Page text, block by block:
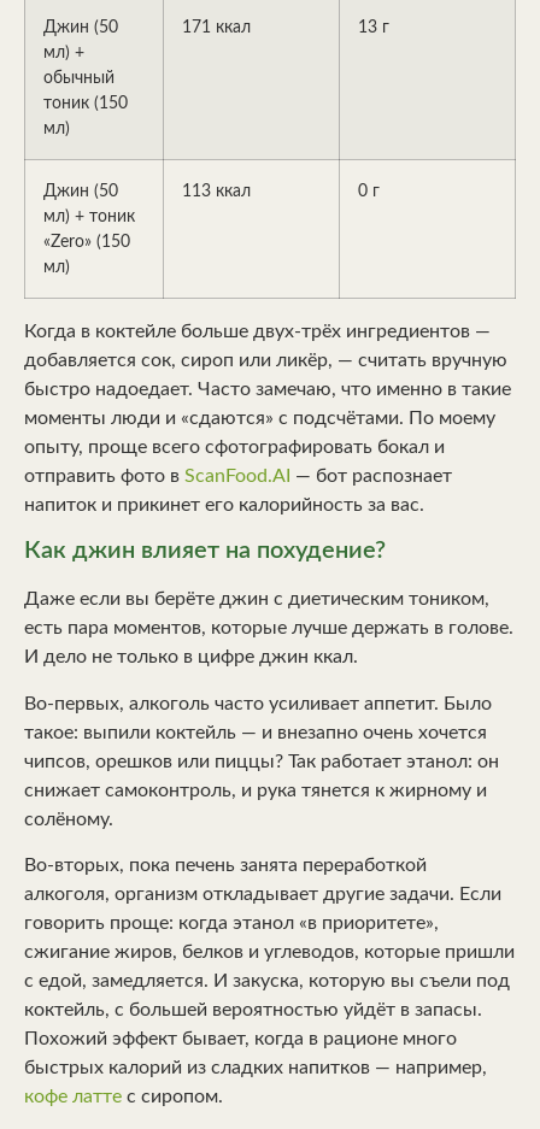
Джин (50
мл) +
обычный
тоник (150
мл)
171 ккал 13 г
Джин (50
мл) + тоник
«Zero» (150
мл)
113 ккал 0 г
Когда в коктейле больше двух-трёх ингредиентов —
добавляется сок, сироп или ликёр, — считать вручную
быстро надоедает. Часто замечаю, что именно в такие
моменты люди и «сдаются» с подсчётами. По моему
опыту, проще всего сфотографировать бокал и
отправить фото в ScanFood.AI — бот распознает
напиток и прикинет его калорийность за вас.
Как джин влияет на похудение?
Даже если вы берёте джин с диетическим тоником,
есть пара моментов, которые лучше держать в голове.
И дело не только в цифре джин ккал.
Во-первых, алкоголь часто усиливает аппетит. Было
такое: выпили коктейль — и внезапно очень хочется
чипсов, орешков или пиццы? Так работает этанол: он
снижает самоконтроль, и рука тянется к жирному и
солёному.
Во-вторых, пока печень занята переработкой
алкоголя, организм откладывает другие задачи. Если
говорить проще: когда этанол «в приоритете»,
сжигание жиров, белков и углеводов, которые пришли
с едой, замедляется. И закуска, которую вы съели под
коктейль, с большей вероятностью уйдёт в запасы.
Похожий эффект бывает, когда в рационе много
быстрых калорий из сладких напитков — например,
кофе латте с сиропом.